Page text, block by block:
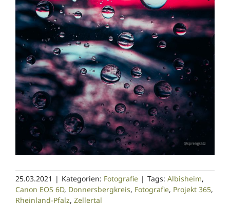
25.03.2021 | Kategorien: Fotografie | Tags: Albisheim,
Canon EOS 6D, Donnersbergkreis, Fotografie, Projekt 365,
Rheinland-Pfalz, Zellertal